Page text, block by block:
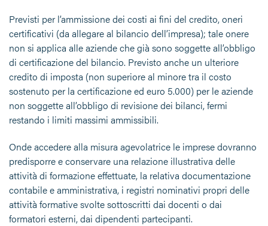
Previsti per l’ammissione dei costi ai fini del credito, oneri
certificativi (da allegare al bilancio dell’impresa); tale onere
non si applica alle aziende che già sono soggette all’obbligo
di certificazione del bilancio. Previsto anche un ulteriore
credito di imposta (non superiore al minore tra il costo
sostenuto per la certificazione ed euro 5.000) per le aziende
non soggette all’obbligo di revisione dei bilanci, fermi
restando i limiti massimi ammissibili.
Onde accedere alla misura agevolatrice le imprese dovranno
predisporre e conservare una relazione illustrativa delle
attività di formazione effettuate, la relativa documentazione
contabile e amministrativa, i registri nominativi propri delle
attività formative svolte sottoscritti dai docenti o dai
formatori esterni, dai dipendenti partecipanti.